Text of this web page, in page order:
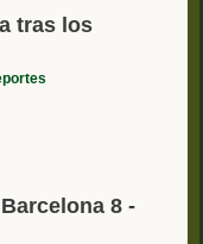
tras los
8 -